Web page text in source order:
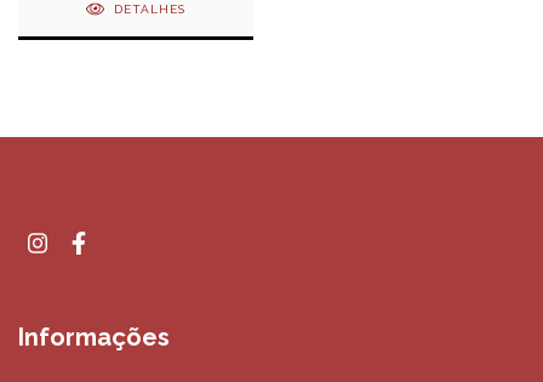
DETALHES
Informações